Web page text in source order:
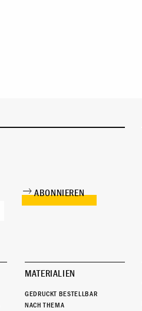
MATERIALIEN
GEDRUCKT BESTELLBAR
NACH THEMA